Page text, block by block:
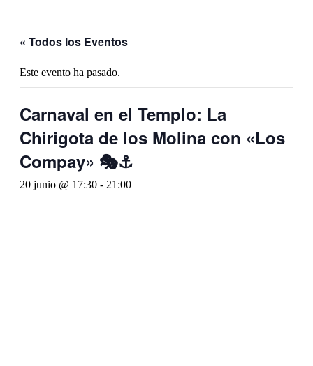
« Todos los Eventos
Este evento ha pasado.
Carnaval en el Templo: La
Chirigota de los Molina con «Los
Compay» 🎭⚓
20 junio @ 17:30 - 21:00